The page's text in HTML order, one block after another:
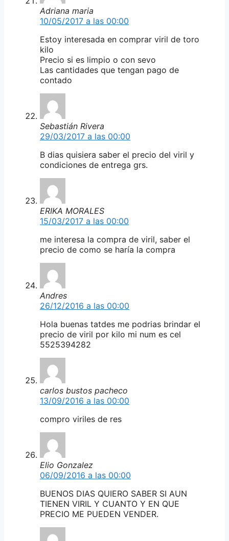
Adriana maria
10/05/2017 a las 00:00
Estoy interesada en comprar viril de toro
kilo
Precio si es limpio o con sevo
Las cantidades que tengan pago de
contado
Sebastián Rivera
29/03/2017 a las 00:00
B dias quisiera saber el precio del viril y
condiciones de entrega grs.
ERIKA MORALES
15/03/2017 a las 00:00
me interesa la compra de viril, saber el
precio de como se haría la compra
Andres
26/12/2016 a las 00:00
Hola buenas tatdes me podrias brindar el
precio de viril por kilo mi num es cel
5525394282
carlos bustos pacheco
13/09/2016 a las 00:00
compro viriles de res
Elio Gonzalez
06/09/2016 a las 00:00
BUENOS DIAS QUIERO SABER SI AUN
TIENEN VIRIL Y CUANTO Y EN QUE
PRECIO ME PUEDEN VENDER.